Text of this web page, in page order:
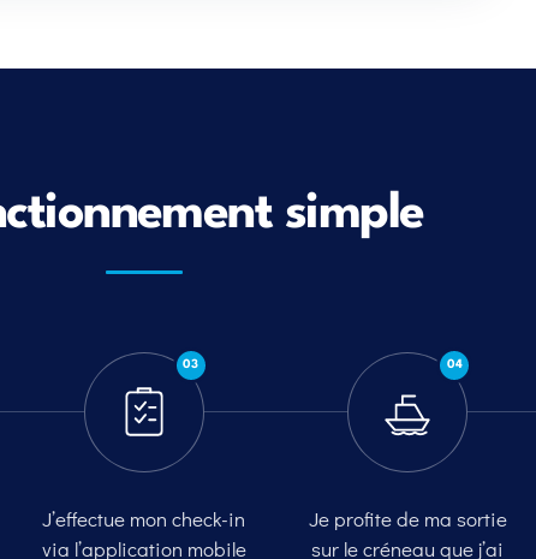
simple
03
J’effectue mon check-in
via l’application mobile
04
Je profite de ma sortie
sur le créneau que j’ai